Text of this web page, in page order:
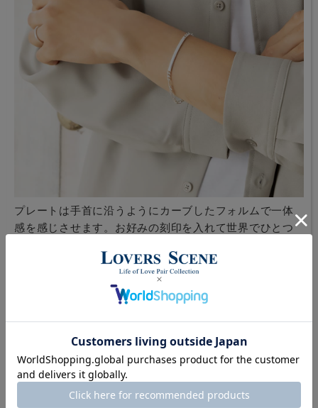
プレートは手首に沿うようにカーブしたフォルムで一体
感を感じさせます。お好みの刻印を入れて世界でひとつ
細身のデザインなので、さり気ない装いにも、重ね付け
で存在感のあるスタイルにするのにもおすすめです。